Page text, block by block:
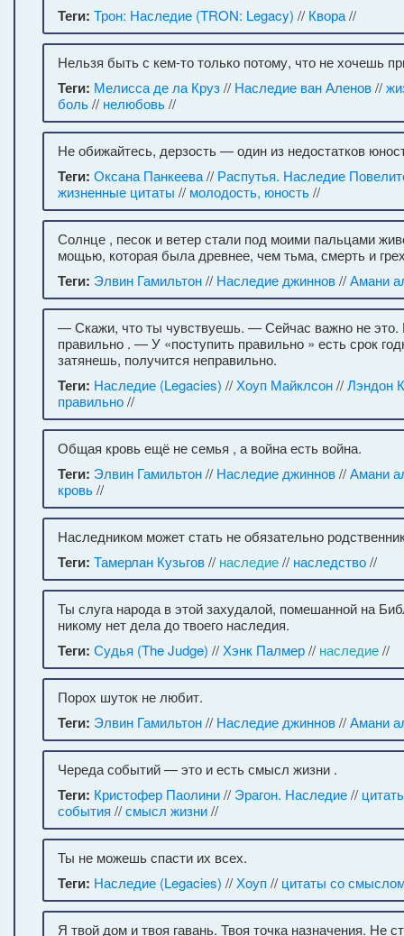
Теги: Трон: Наследие (TRON: Legacy) // Квора//
Нельзя быть с кем-то только потому, что не хочешь
Теги: Мелисса де ла Круз// Наследие ван Аленов//
боль// нелюбовь//
Не обижайтесь, дерзость — один из недостатков
Теги: Оксана Панкеева// Распутья. Наследие
жизненные цитаты // молодость, юность//
Солнце , песок и ветер стали под моими пальцами
мощью, которая была древнее, чем тьма, смерть и
Теги: Элвин Гамильтон// Наследие джиннов//Амани
— Скажи, что ты чувствуешь. — Сейчас важно не это.
правильно . — У «поступить правильно » есть срок
затянешь, получится неправильно.
Теги: Наследие (Legacies) // Хоуп Майклсон//Лэндон
правильно//
Общая кровь ещё не семья , а война есть война.
Теги: Элвин Гамильтон// Наследие джиннов//Амани
кровь//
Наследником может стать не обязательно
Теги: Тамерлан Кузьгов// наследие// наследство//
Ты слуга народа в этой захудалой, помешанной на
никому нет дела до твоего наследия.
Теги: Судья (The Judge) // Хэнк Палмер// наследие//
Порох шуток не любит.
Теги: Элвин Гамильтон// Наследие джиннов//Амани
Череда событий — это и есть смысл жизни .
Теги: Кристофер Паолини// Эрагон. Наследие//
события //смысл жизни//
Ты не можешь спасти их всех.
Теги: Наследие (Legacies) // Хоуп // цитаты со
Я твой дом и твоя гавань. Твоя точка назначения. Не